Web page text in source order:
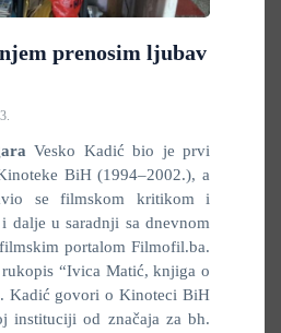
prenosim ljubav
Vesko Kadić bio je prvi
BiH (1994–2002.), a
se filmskom kritikom i
dalje u saradnji sa dnevnom
portalom Filmofil.ba.
“Ivica Matić, knjiga o
Kadić govori o Kinoteci BiH
instituciji od značaja za bh.